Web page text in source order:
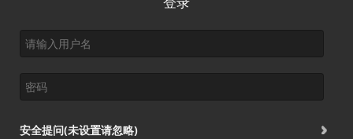
安全提问(未设置请忽略)